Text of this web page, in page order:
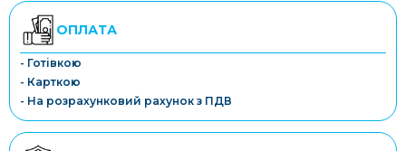
ОПЛАТА
- Готівкою
- Карткою
- На розрахунковий рахунок з ПДВ